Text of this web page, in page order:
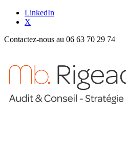
LinkedIn
X
Contactez-nous au 06 63 70 29 74